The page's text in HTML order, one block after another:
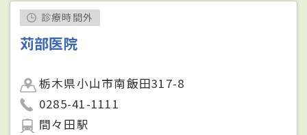
診療時間外
苅部医院
栃木県小山市南飯田317-8
0285-41-1111
間々田駅